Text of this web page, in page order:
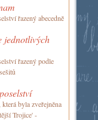
řazený abecedně
jednotlivých
řazený podle
byla zveřejněna
Trojice' -